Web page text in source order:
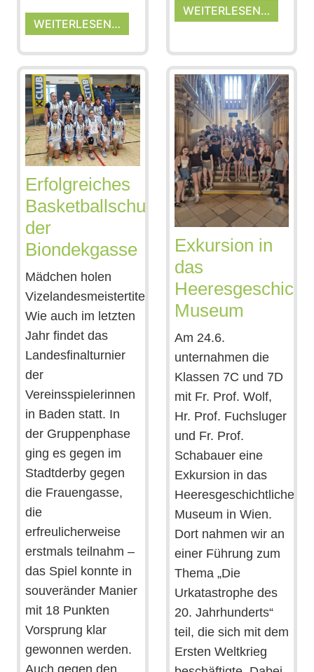
WEITERLESEN…
WEITERLESEN…
Erfolgreiches
Basketballschuljahr
der
Biondekgasse
Mädchen holen
Vizelandesmeistertitel
Wie auch im letzten
Jahr findet das
Landesfinalturnier
der
Vereinsspielerinnen
in Baden statt. In
der Gruppenphase
ging es gegen im
Stadtderby gegen
die Frauengasse,
die
erfreulicherweise
erstmals teilnahm –
das Spiel konnte in
souveränder Manier
mit 18 Punkten
Vorsprung klar
gewonnen werden.
Exkursion in
das
Museum
Am 24.6.
unternahmen die
Klassen 7C und 7D
mit Fr. Prof. Wolf,
Hr. Prof. Fuchsluger
und Fr. Prof.
Schabauer eine
Exkursion in das
Heeresgeschichtliche
Museum in Wien.
Dort nahmen wir an
einer Führung zum
Thema „Die
Urkatastrophe des
20. Jahrhunderts“
teil, die sich mit dem
Ersten Weltkrieg